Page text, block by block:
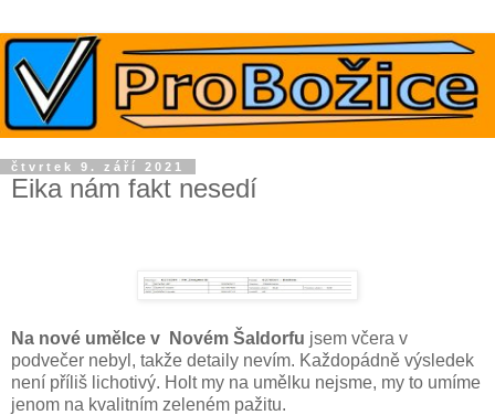
čtvrtek 9. září 2021
Eika nám fakt nesedí
Na nové umělce v Novém Šaldorfu jsem včera v
podvečer nebyl, takže detaily nevím. Každopádně výsledek
není příliš lichotivý. Holt my na umělku nejsme, my to umíme
jenom na kvalitním zeleném pažitu.